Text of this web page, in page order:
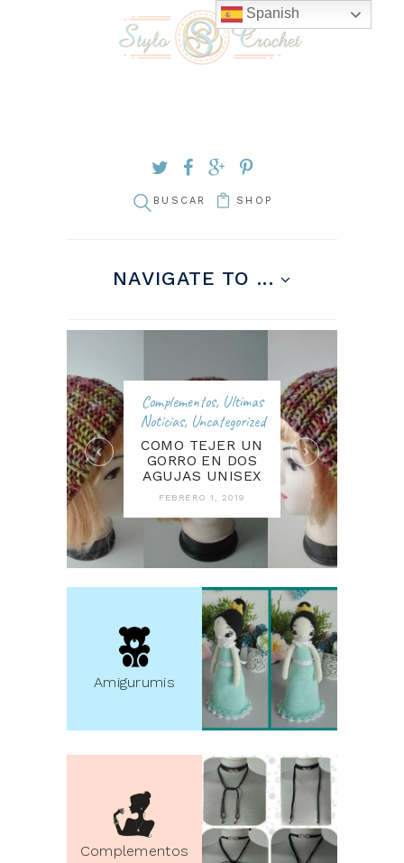
SHOP
NAVIGATE TO ...
Complementos, Ultimas
Noticias, Uncategorized
COMO TEJER UN
GORRO EN DOS
AGUJAS UNISEX
FEBRERO 1, 2019
Amigurumis
Complementos
Spanish